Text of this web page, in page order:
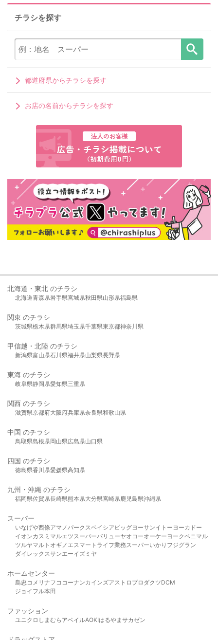
チラシを探す
都道府県からチラシを探す
お店の名前からチラシを探す
北海道・東北 のチラシ
北海道青森県岩手県宮城県秋田県山形県福島県
関東 のチラシ
茨城県栃木県群馬県埼玉県千葉県東京都神奈川県
甲信越・北陸 のチラシ
新潟県富山県石川県福井県山梨県長野県
東海 のチラシ
岐阜県静岡県愛知県三重県
関西 のチラシ
滋賀県京都府大阪府兵庫県奈良県和歌山県
中国 のチラシ
鳥取県島根県岡山県広島県山口県
四国 のチラシ
徳島県香川県愛媛県高知県
九州・沖縄 のチラシ
福岡県佐賀県長崎県熊本県大分県宮崎県鹿児島県沖縄県
スーパー
いなげや西條アマノパークスベイシア ビッグヨーサンイトーヨーカドー
イオンカスミ マルエツスーパーバリューヤオコーオーケー ヨークベニマル
ツルヤマルト オギノ エスマート ライフ業務スーパーいかり フジグラン
ダイレックスサンエーイズミヤ
ホームセンター
島忠 コメリ ナフコ コーナンカインズアストロプロダクツDCM
ジョイフル本田
ファッション
ユニクロ しまむら アベイルAOKIはるやま サカゼン